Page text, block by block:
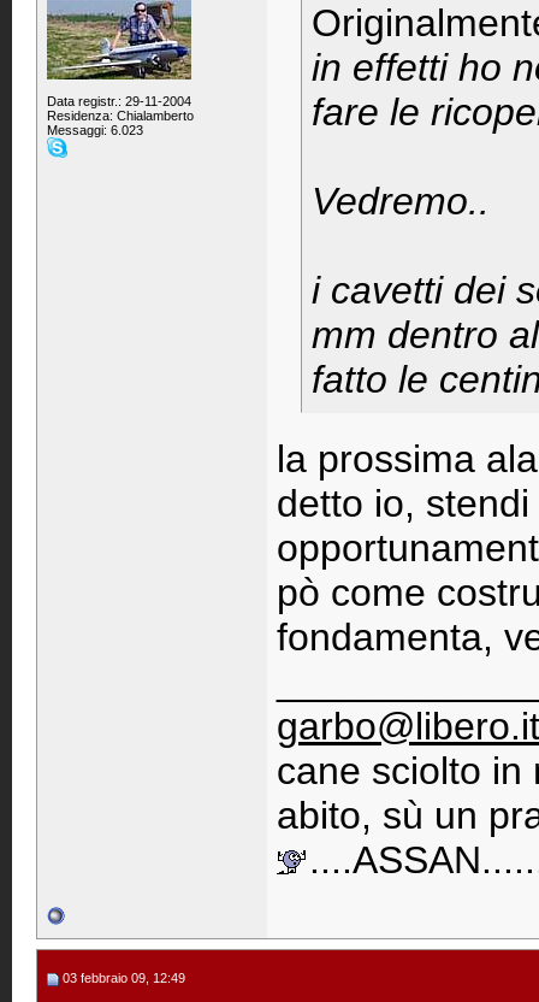
Data registr.: 29-11-2004
Residenza: Chialamberto
Messaggi: 6.023
in effetti ho
fare le
Vedremo..
i cavetti dei
mm dentro
fatto le
la prossima
detto io,
pò come
fondamenta,
garbo@libero.it
cane sciolto in
abito, sù un
03 febbraio 09, 12:49